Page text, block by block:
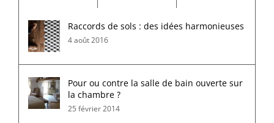
Raccords de sols : des idées harmonieuses
4 août 2016
Pour ou contre la salle de bain ouverte sur
la chambre ?
25 février 2014